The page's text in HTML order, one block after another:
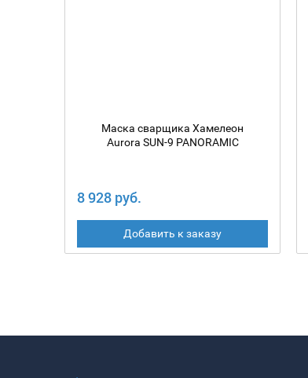
Маска сварщика Хамелеон
Aurora SUN-9 PANORAMIC
8 928 руб.
Добавить к заказу